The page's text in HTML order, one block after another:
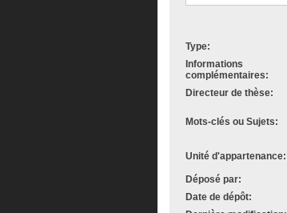
Type:
Informations
complémentaires:
Directeur de thèse:
Mots-clés ou Sujets:
Unité d'appartenance:
Déposé par:
Date de dépôt: